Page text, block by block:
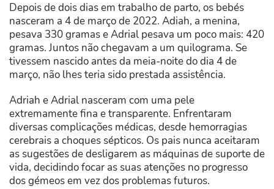
Depois de dois dias em trabalho de parto, os bebés
nasceram a 4 de março de 2022. Adiah, a menina,
pesava 330 gramas e Adrial pesava um poco mais: 420
gramas. Juntos não chegavam a um quilograma. Se
tivessem nascido antes da meia-noite do dia 4 de
março, não lhes teria sido prestada assistência.
Adriah e Adrial nasceram com uma pele
extremamente fina e transparente. Enfrentaram
diversas complicações médicas, desde hemorragias
cerebrais a choques sépticos. Os pais nunca aceitaram
as sugestões de desligarem as máquinas de suporte de
vida, decidindo focar as suas atenções no progresso
dos gémeos em vez dos problemas futuros.